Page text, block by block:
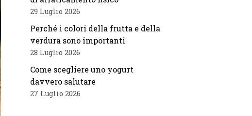
29 Luglio 2026
Perché i colori della frutta e della
verdura sono importanti
28 Luglio 2026
Come scegliere uno yogurt
davvero salutare
27 Luglio 2026